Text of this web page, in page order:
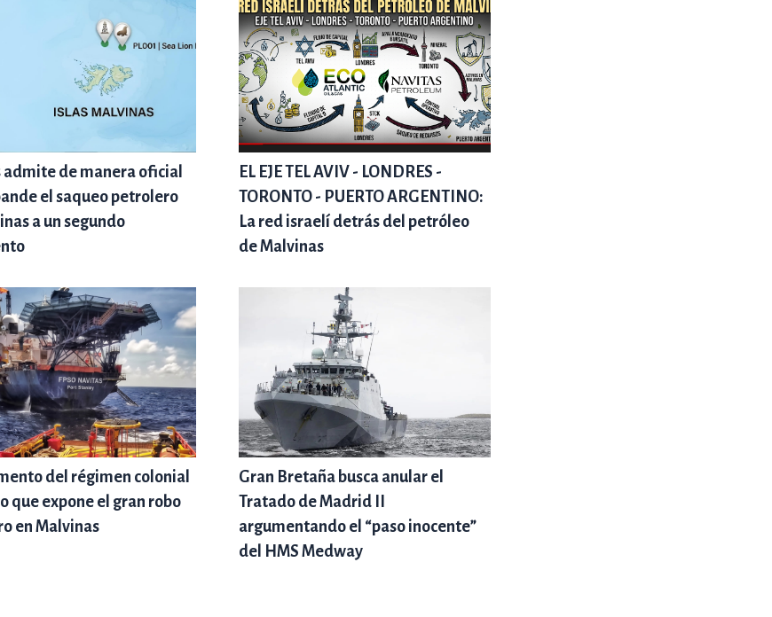
admite de manera oficial
el saqueo petrolero
a un segundo
EL EJE TEL AVIV - LONDRES -
TORONTO - PUERTO ARGENTINO:
La red israelí detrás del petróleo
de Malvinas
del régimen colonial
que expone el gran robo
en Malvinas
Gran Bretaña busca anular el
Tratado de Madrid II
argumentando el “paso inocente”
del HMS Medway